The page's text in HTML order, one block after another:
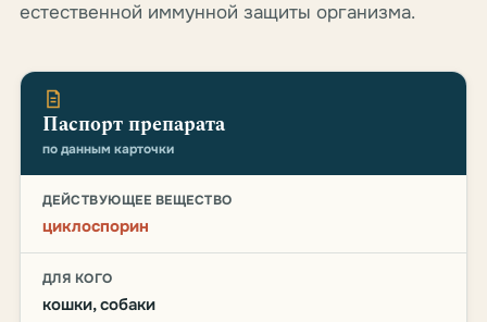
естественной иммунной защиты организма.
Паспорт препарата
по данным карточки
ДЕЙСТВУЮЩЕЕ ВЕЩЕСТВО
циклоспорин
ДЛЯ КОГО
кошки, собаки